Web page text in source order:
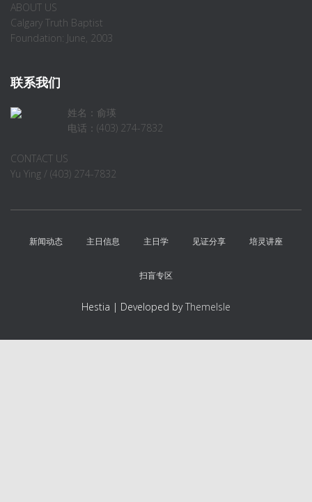
ABOUT US
Calgary Truth Baptist
Foundation: June, 2003
联系我们
姓名：俞瑛
电话：(403) 274-7832
CONTACT US
Yu Ying / (403) 274-7832
新闻动态 主日信息 主日学 见证分享 培灵讲座
扫盲专区
Hestia | Developed byThemeIsle